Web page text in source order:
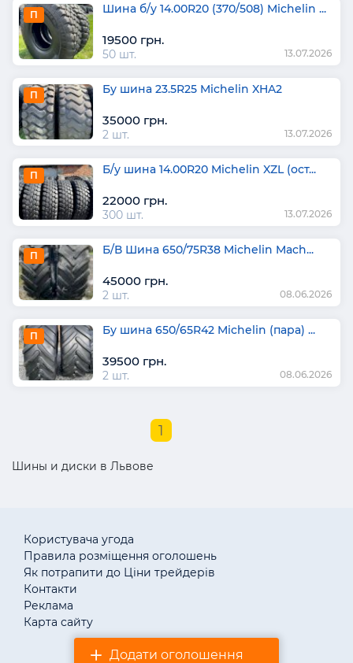
П Шина б/у 14.00R20 (370/508) Michelin ...
19500 грн.
50 шт. 13.07.2026
П Бу шина 23.5R25 Michelin XHA2
35000 грн.
2 шт. 13.07.2026
П Б/у шина 14.00R20 Michelin XZL (ост...
22000 грн.
300 шт. 13.07.2026
П Б/В Шина 650/75R38 Michelin Mach...
45000 грн.
2 шт. 08.06.2026
П Бу шина 650/65R42 Michelin (пара) ...
39500 грн.
2 шт. 08.06.2026
1
Шины и диски в Львове
Додати оголошення
Користувача угода
Правила розміщення оголошень
Як потрапити до Ціни трейдерів
Контакти
Реклама
Карта сайту